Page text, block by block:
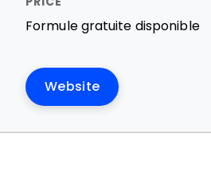
Formule gratuite disponible
Website